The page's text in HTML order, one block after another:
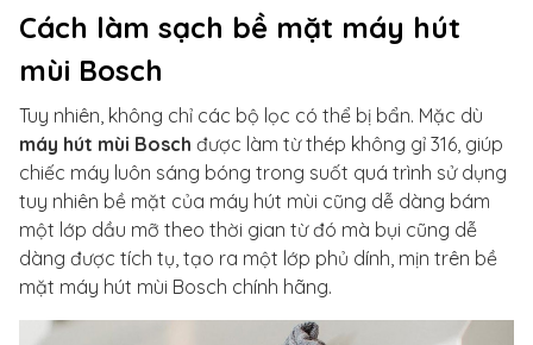
Cách làm sạch bề mặt máy hút
mùi Bosch
Tuy nhiên, không chỉ các bộ lọc có thể bị bẩn. Mặc dù
máy hút mùi Bosch được làm từ thép không gỉ 316, giúp
chiếc máy luôn sáng bóng trong suốt quá trình sử dụng
tuy nhiên bề mặt của máy hút mùi cũng dễ dàng bám
một lớp dầu mỡ theo thời gian từ đó mà bụi cũng dễ
dàng được tích tụ, tạo ra một lớp phủ dính, mịn trên bề
mặt máy hút mùi Bosch chính hãng.